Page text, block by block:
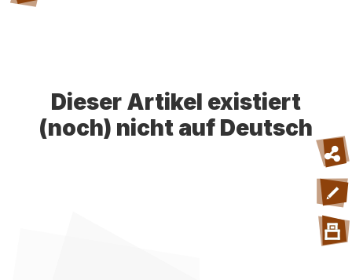
Dieser Artikel existiert
(noch) nicht auf Deutsch